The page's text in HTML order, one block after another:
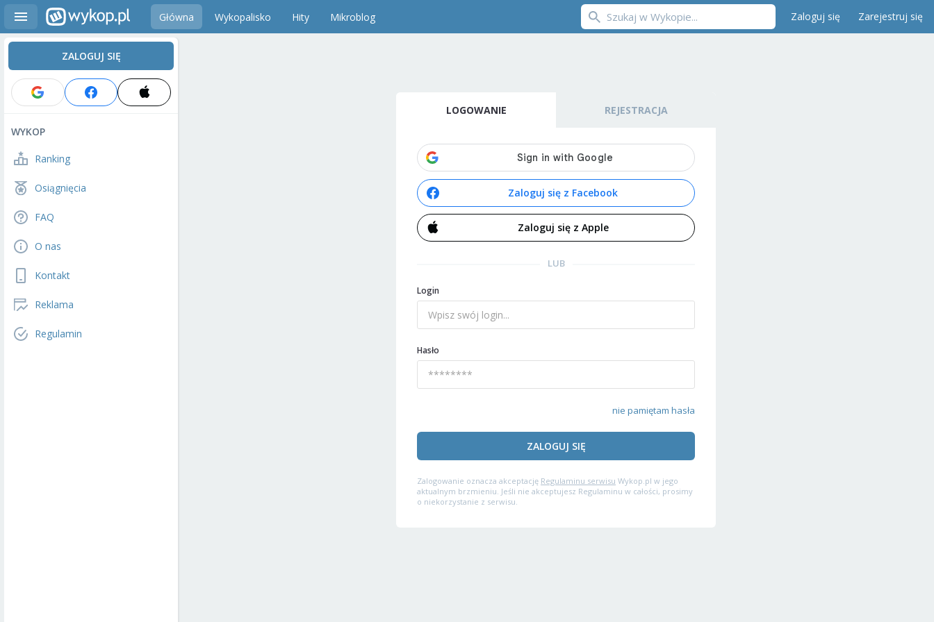
Główna Wykopalisko Hity Mikroblog Zaloguj się Zarejestruj się
ZALOGUJ SIĘ
WYKOP
Ranking
Osiągnięcia
FAQ
O nas
Kontakt
Reklama
Regulamin
LOGOWANIE REJESTRACJA
Zaloguj się z Facebook
Zaloguj się z Apple
LUB
Login
Hasło
nie pamiętam hasła
ZALOGUJ SIĘ
Zalogowanie oznacza akceptację Regulaminu serwisu Wykop.pl w jego
aktualnym brzmieniu. Jeśli nie akceptujesz Regulaminu w całości, prosimy
o niekorzystanie z serwisu.